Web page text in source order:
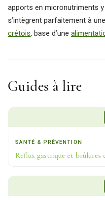
apports en micronutriments
s’intègrent parfaitement à
crétois, base d’une
Guides à lire
SANTÉ & PRÉVENTION
Reflux gastrique et brûlures